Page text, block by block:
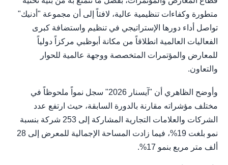
متطورة وكفاءات تنظيمية عالية، لافتاً إلى أن مجموعة "أدنيك"
تواصل أداء دورها الإستراتيجي في تنظيم واستضافة كبرى
الفعاليات العالمية انطلاقاً من مكانة أبوظبي مركزاً دولياً
للمعارض والمؤتمرات المتخصصة ووجهة عالمية للحوار
والتعاون.
وأوضح الظاهري أن "آيسنار 2026" سجل نمواً ملحوظاً في
مختلف مؤشراته مقارنة بالدورة السابقة، حيث ارتفع عدد
الشركات والعلامات التجارية المشاركة إلى 253 شركة بنسبة
نمو بلغت 19%، فيما زادت المساحة الإجمالية للمعرض إلى 28
ألف متر مربع بنمو 17%.